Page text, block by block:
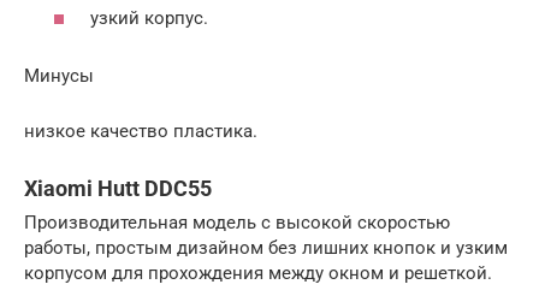
узкий корпус.
Минусы
низкое качество пластика.
Xiaomi Hutt DDC55
Производительная модель с высокой скоростью
работы, простым дизайном без лишних кнопок и узким
корпусом для прохождения между окном и решеткой.